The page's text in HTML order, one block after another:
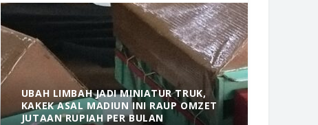
UBAH LIMBAH JADI MINIATUR TRUK,
KAKEK ASAL MADIUN INI RAUP OMZET
JUTAAN RUPIAH PER BULAN